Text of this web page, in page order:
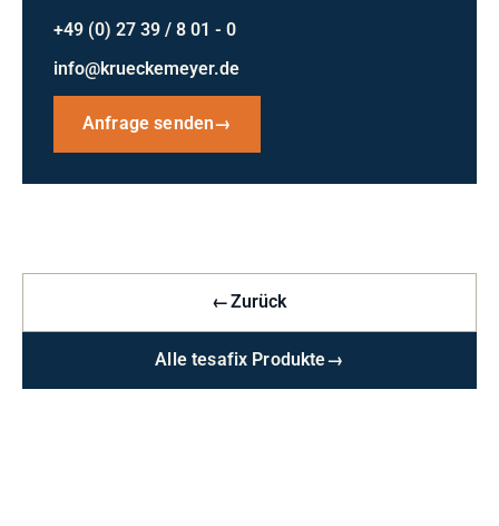
+49 (0) 27 39 / 8 01 - 0
info@krueckemeyer.de
Anfrage senden→
←Zurück
Alle tesafix Produkte→